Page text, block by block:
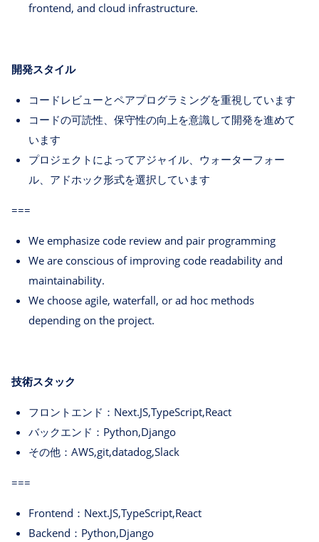
frontend, and cloud infrastructure.
開発スタイル
コードレビューとペアプログラミングを重視しています
コードの可読性、保守性の向上を意識して開発を進めて
います
プロジェクトによってアジャイル、ウォーターフォー
ル、アドホック形式を選択しています
===
We emphasize code review and pair programming
We are conscious of improving code readability and
maintainability.
We choose agile, waterfall, or ad hoc methods
depending on the project.
技術スタック
フロントエンド：Next.JS,TypeScript,React
バックエンド：Python,Django
その他：AWS,git,datadog,Slack
===
Frontend：Next.JS,TypeScript,React
Backend：Python,Django